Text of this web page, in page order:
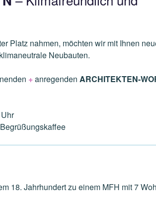
Platz nahmen, möchten wir mit Ihnen
Neubauten.
+anregenden ARCHITEKTEN-
18. Jahrhundert zu einem MFH mit 7